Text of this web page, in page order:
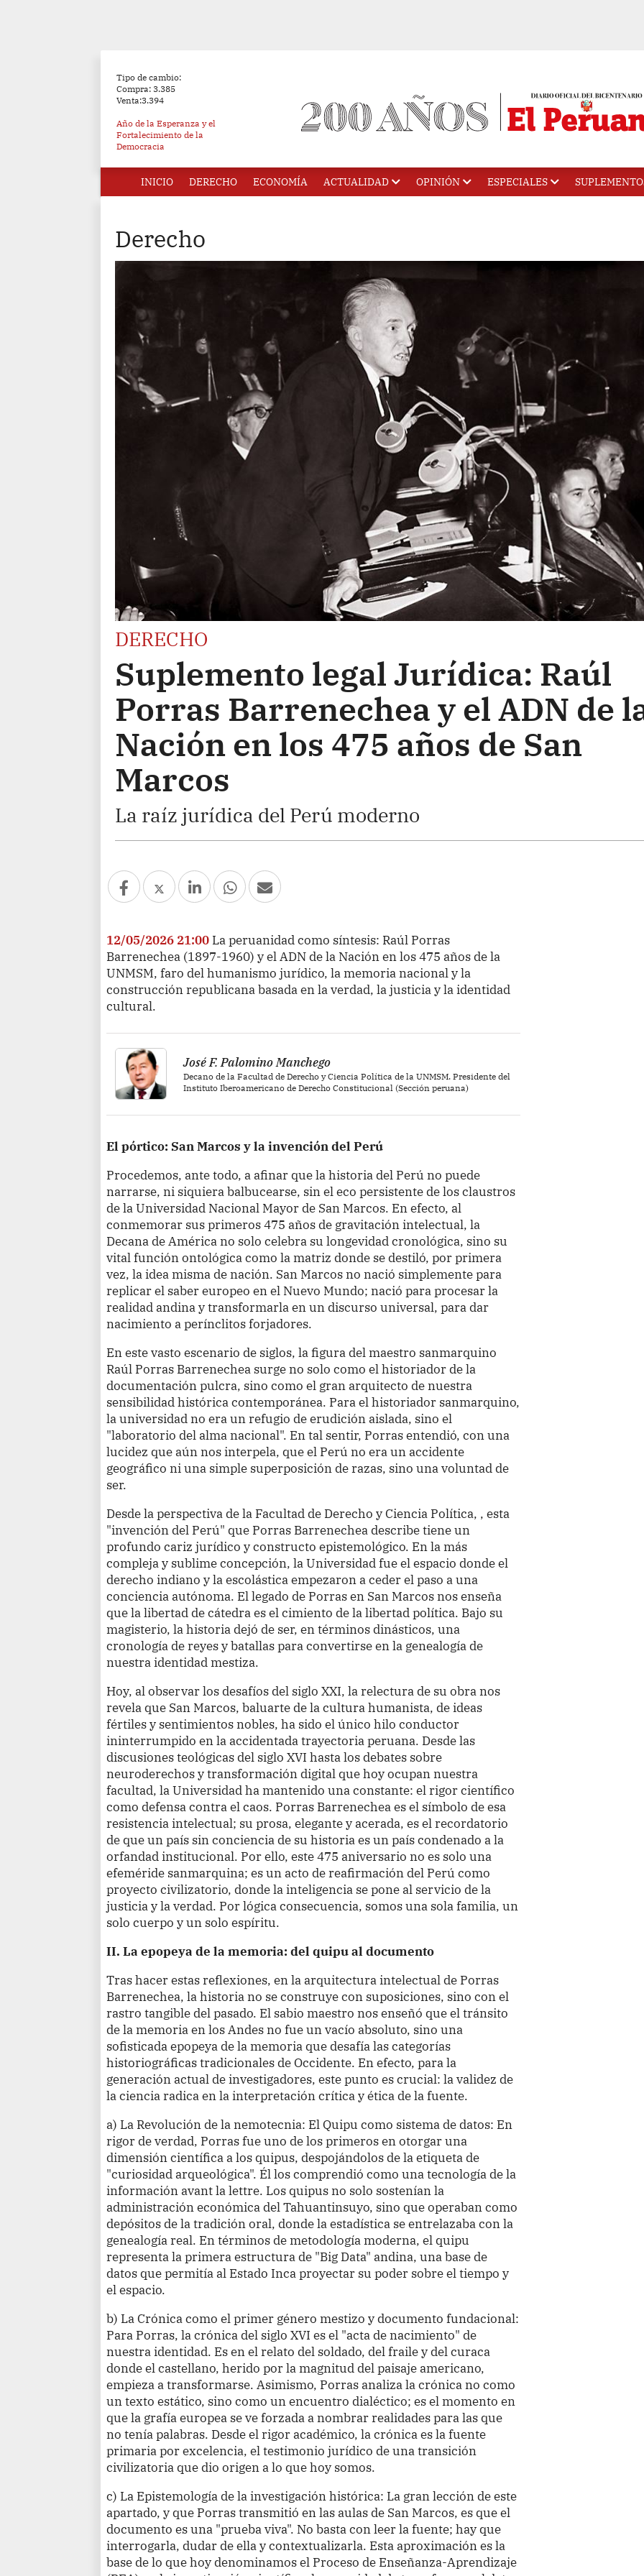
Tipo de cambio:
Compra: 3.385
Venta:3.394
Año de la Esperanza y el
Fortalecimiento de la
Democracia
INICIO DERECHO ECONOMÍA ACTUALIDAD OPINIÓN ESPECIALES
Derecho
DERECHO
Suplemento legal Jurídica: Raúl
Porras Barrenechea y el ADN de
Nación en los 475 años de San
Marcos
La raíz jurídica del Perú moderno
12/05/2026 21:00 La peruanidad como síntesis: Raúl Porras
Barrenechea (1897-1960) y el ADN de la Nación en los 475 años de la
UNMSM, faro del humanismo jurídico, la memoria nacional y la
construcción republicana basada en la verdad, la justicia y la identidad
cultural.
José F. Palomino Manchego
Decano de la Facultad de Derecho y Ciencia Política de la UNMSM. Presidente del
Instituto Iberoamericano de Derecho Constitucional (Sección peruana)
El pórtico: San Marcos y la invención del Perú
Procedemos, ante todo, a afinar que la historia del Perú no puede
narrarse, ni siquiera balbucearse, sin el eco persistente de los claustros
de la Universidad Nacional Mayor de San Marcos. En efecto, al
conmemorar sus primeros 475 años de gravitación intelectual, la
Decana de América no solo celebra su longevidad cronológica, sino su
vital función ontológica como la matriz donde se destiló, por primera
vez, la idea misma de nación. San Marcos no nació simplemente para
replicar el saber europeo en el Nuevo Mundo; nació para procesar la
realidad andina y transformarla en un discurso universal, para dar
nacimiento a perínclitos forjadores.
En este vasto escenario de siglos, la figura del maestro sanmarquino
Raúl Porras Barrenechea surge no solo como el historiador de la
documentación pulcra, sino como el gran arquitecto de nuestra
sensibilidad histórica contemporánea. Para el historiador sanmarquino,
la universidad no era un refugio de erudición aislada, sino el
"laboratorio del alma nacional". En tal sentir, Porras entendió, con una
lucidez que aún nos interpela, que el Perú no era un accidente
geográfico ni una simple superposición de razas, sino una voluntad de
ser.
Desde la perspectiva de la Facultad de Derecho y Ciencia Política, , esta
"invención del Perú" que Porras Barrenechea describe tiene un
profundo cariz jurídico y constructo epistemológico. En la más
compleja y sublime concepción, la Universidad fue el espacio donde el
derecho indiano y la escolástica empezaron a ceder el paso a una
conciencia autónoma. El legado de Porras en San Marcos nos enseña
que la libertad de cátedra es el cimiento de la libertad política. Bajo su
magisterio, la historia dejó de ser, en términos dinásticos, una
cronología de reyes y batallas para convertirse en la genealogía de
nuestra identidad mestiza.
Hoy, al observar los desafíos del siglo XXI, la relectura de su obra nos
revela que San Marcos, baluarte de la cultura humanista, de ideas
fértiles y sentimientos nobles, ha sido el único hilo conductor
ininterrumpido en la accidentada trayectoria peruana. Desde las
discusiones teológicas del siglo XVI hasta los debates sobre
neuroderechos y transformación digital que hoy ocupan nuestra
facultad, la Universidad ha mantenido una constante: el rigor científico
como defensa contra el caos. Porras Barrenechea es el símbolo de esa
resistencia intelectual; su prosa, elegante y acerada, es el recordatorio
de que un país sin conciencia de su historia es un país condenado a la
orfandad institucional. Por ello, este 475 aniversario no es solo una
efeméride sanmarquina; es un acto de reafirmación del Perú como
proyecto civilizatorio, donde la inteligencia se pone al servicio de la
justicia y la verdad. Por lógica consecuencia, somos una sola familia, un
solo cuerpo y un solo espíritu.
II. La epopeya de la memoria: del quipu al documento
Tras hacer estas reflexiones, en la arquitectura intelectual de Porras
Barrenechea, la historia no se construye con suposiciones, sino con el
rastro tangible del pasado. El sabio maestro nos enseñó que el tránsito
de la memoria en los Andes no fue un vacío absoluto, sino una
sofisticada epopeya de la memoria que desafía las categorías
historiográficas tradicionales de Occidente. En efecto, para la
generación actual de investigadores, este punto es crucial: la validez de
la ciencia radica en la interpretación crítica y ética de la fuente.
a) La Revolución de la nemotecnia: El Quipu como sistema de datos: En
rigor de verdad, Porras fue uno de los primeros en otorgar una
dimensión científica a los quipus, despojándolos de la etiqueta de
"curiosidad arqueológica". Él los comprendió como una tecnología de la
información avant la lettre. Los quipus no solo sostenían la
administración económica del Tahuantinsuyo, sino que operaban como
depósitos de la tradición oral, donde la estadística se entrelazaba con la
genealogía real. En términos de metodología moderna, el quipu
representa la primera estructura de "Big Data" andina, una base de
datos que permitía al Estado Inca proyectar su poder sobre el tiempo y
el espacio.
b) La Crónica como el primer género mestizo y documento fundacional:
Para Porras, la crónica del siglo XVI es el "acta de nacimiento" de
nuestra identidad. Es en el relato del soldado, del fraile y del curaca
donde el castellano, herido por la magnitud del paisaje americano,
empieza a transformarse. Asimismo, Porras analiza la crónica no como
un texto estático, sino como un encuentro dialéctico; es el momento en
que la grafía europea se ve forzada a nombrar realidades para las que
no tenía palabras. Desde el rigor académico, la crónica es la fuente
primaria por excelencia, el testimonio jurídico de una transición
civilizatoria que dio origen a lo que hoy somos.
c) La Epistemología de la investigación histórica: La gran lección de este
apartado, y que Porras transmitió en las aulas de San Marcos, es que el
documento es una "prueba viva". No basta con leer la fuente; hay que
interrogarla, dudar de ella y contextualizarla. Esta aproximación es la
base de lo que hoy denominamos el Proceso de Enseñanza-Aprendizaje